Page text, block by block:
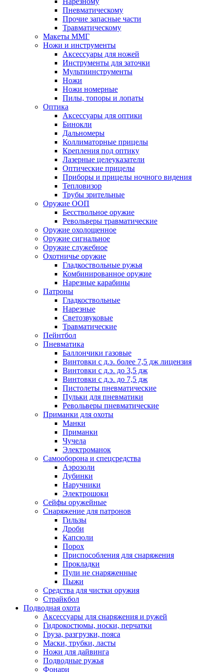
Пневматическому
Прочие запасные части
Травматическому
Макеты ММГ
Ножи и инструменты
Аксессуары для ножей
Инструменты для заточки
Мультиинструменты
Ножи
Ножи номерные
Пилы, топоры и лопаты
Оптика
Аксессуары для оптики
Бинокли
Дальномеры
Коллиматорные прицелы
Крепления под оптику
Лазерные целеуказатели
Оптические прицелы
Приборы и прицелы ночного видения
Тепловизор
Трубы зрительные
Оружие ООП
Бесствольное оружие
Револьверы травматические
Оружие охолощенное
Оружие сигнальное
Оружие служебное
Охотничье оружие
Гладкоствольные ружья
Комбинированное оружие
Нарезные карабины
Патроны
Гладкоствольные
Нарезные
Светозвуковые
Травматические
Пейнтбол
Пневматика
Баллончики газовые
Винтовки с д.э. более 7,5 дж лицензия
Винтовки с д.э. до 3,5 дж
Винтовки с д.э. до 7,5 дж
Пистолеты пневматические
Пульки для пневматики
Револьверы пневматические
Приманки для охоты
Манки
Приманки
Чучела
Электроманок
Самооборона и спецсредства
Аэрозоли
Дубинки
Наручники
Электрошоки
Сейфы оружейные
Снаряжение для патронов
Гильзы
Дроби
Капсюли
Порох
Приспособления для снаряжения
Прокладки
Пули не снаряженные
Пыжи
Средства для чистки оружия
Страйкбол
Подводная охота
Аксессуары для снаряжения и ружей
Гидрокостюмы, носки, перчатки
Груза, разгрузки, пояса
Маски, трубки, ласты
Ножи для дайвинга
Подводные ружья
Фонари